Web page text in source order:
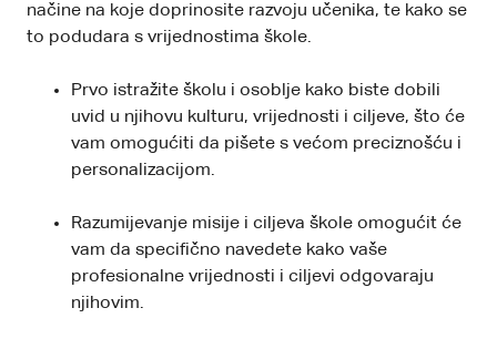
načine na koje doprinosite razvoju učenika, te kako se
to podudara s vrijednostima škole.
Prvo istražite školu i osoblje kako biste dobili
uvid u njihovu kulturu, vrijednosti i ciljeve, što će
vam omogućiti da pišete s većom preciznošću i
personalizacijom.
Razumijevanje misije i ciljeva škole omogućit će
vam da specifično navedete kako vaše
profesionalne vrijednosti i ciljevi odgovaraju
njihovim.